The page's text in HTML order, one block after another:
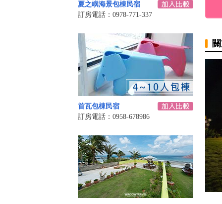
夏之嶼海景包棟民宿
訂房電話：0978-771-337
首瓦包棟民宿
訂房電話：0958-678986